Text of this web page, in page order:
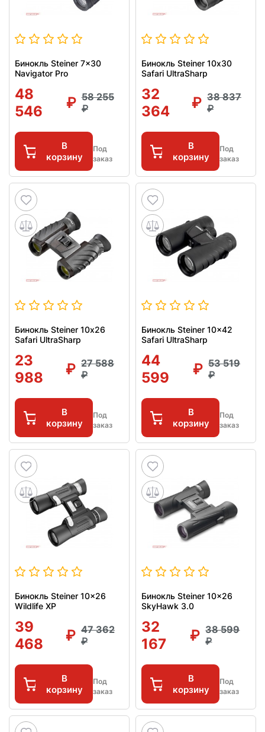
Бинокль Steiner 7x30
Navigator Pro
48
546
58 255
В
корзину
Под
заказ
Бинокль Steiner 10х30
Safari UltraSharp
32
364
38 837
В
корзину
Под
заказ
Бинокль Steiner 10х26
Safari UltraSharp
23
988
27 588
В
корзину
Под
заказ
Бинокль Steiner 10x42
Safari UltraSharp
44
599
53 519
В
корзину
Под
заказ
Бинокль Steiner 10x26
Wildlife XP
39
468
47 362
В
корзину
Под
заказ
Бинокль Steiner 10x26
SkyHawk 3.0
32
167
38 599
В
корзину
Под
заказ